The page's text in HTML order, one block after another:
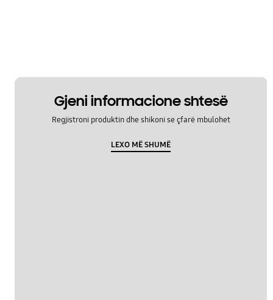
Gjeni informacione shtesë
Regjistroni produktin dhe shikoni se çfarë mbulohet
LEXO MË SHUMË